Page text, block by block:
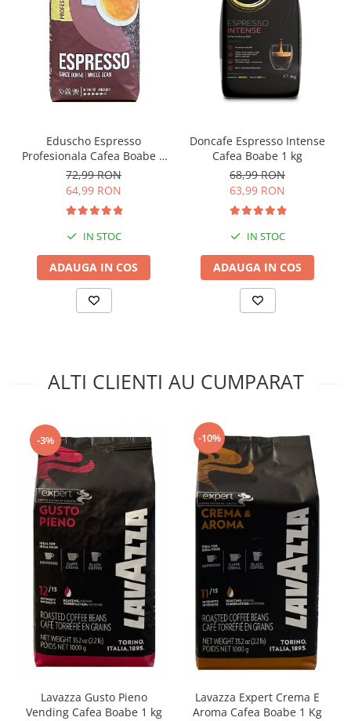
Eduscho Espresso
Profesionala Cafea Boabe 1
Kg
72,99 RON
64,99 RON
IN STOC
ADAUGA IN COS
Doncafe Espresso Intense
Cafea Boabe 1 kg
68,99 RON
63,99 RON
IN STOC
ADAUGA IN COS
ALTI CLIENTI AU CUMPARAT
-3%
Lavazza Gusto Pieno
Vending Cafea Boabe 1 kg
-10%
Lavazza Expert Crema E
Aroma Cafea Boabe 1 Kg